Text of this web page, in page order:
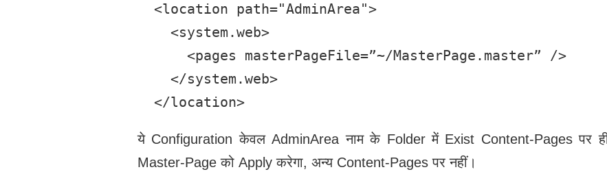
  <location path="AdminArea">
    <system.web>
      <pages masterPageFile=”~/MasterPage.master” />
    </system.web>
  </location>
ये Configuration केवल AdminArea नाम के Folder में Exist Content-Pages पर
Master-Page को Apply करेगा, अन्‍य Content-Pages पर नहीं।